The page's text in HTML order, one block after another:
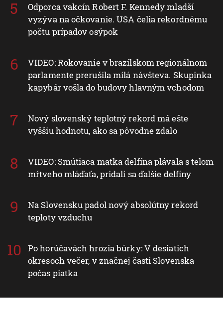
Odporca vakcín Robert F. Kennedy mladší
vyzýva na očkovanie. USA čelia rekordnému
počtu prípadov osýpok
VIDEO: Rokovanie v brazílskom regionálnom
parlamente prerušila milá návšteva. Skupinka
kapybár vošla do budovy hlavným vchodom
Nový slovenský teplotný rekord má ešte
vyššiu hodnotu, ako sa pôvodne zdalo
VIDEO: Smútiaca matka delfína plávala s telom
mŕtveho mláďaťa, pridali sa ďalšie delfíny
Na Slovensku padol nový absolútny rekord
teploty vzduchu
Po horúčavách hrozia búrky: V desiatich
okresoch večer, v značnej časti Slovenska
počas piatka